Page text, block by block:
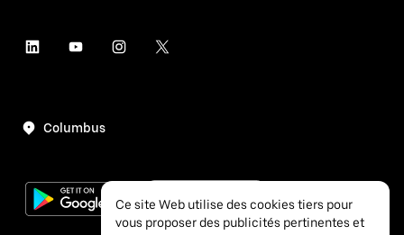
Columbus
Ce site Web utilise des cookies tiers pour
vous proposer des publicités pertinentes et